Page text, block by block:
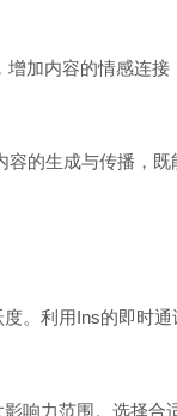
加内容的情感连接
的生成与传播，
。利用Ins的即时
响力范围。选择合